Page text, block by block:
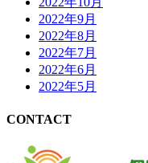
2022年9月
2022年8月
2022年7月
2022年6月
2022年5月
CONTACT